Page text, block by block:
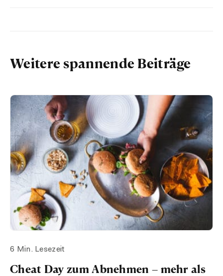
Weitere spannende Beiträge
Cheat Day zum Abnehmen – mehr als
6 Min. Lesezeit